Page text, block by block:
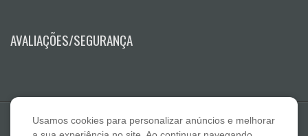
AVALIAÇÕES/SEGURANÇA
Usamos cookies para personalizar anúncios e melhorar